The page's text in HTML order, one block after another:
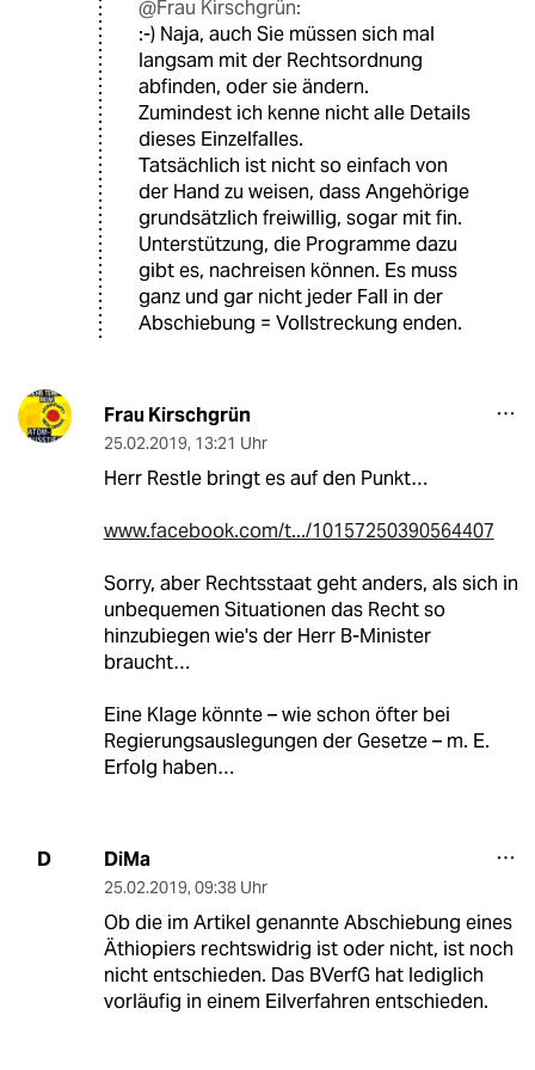
@Frau Kirschgrün:
:-) Naja, auch Sie müssen sich mal
langsam mit der Rechtsordnung
abfinden, oder sie ändern.
Zumindest ich kenne nicht alle Details
dieses Einzelfalles.
Tatsächlich ist nicht so einfach von
der Hand zu weisen, dass Angehörige
grundsätzlich freiwillig, sogar mit fin.
Unterstützung, die Programme dazu
gibt es, nachreisen können. Es muss
ganz und gar nicht jeder Fall in der
Abschiebung = Vollstreckung enden.
Frau Kirschgrün
25.02.2019, 13:21 Uhr
Herr Restle bringt es auf den Punkt…
www.facebook.com/t.../10157250390564407
Sorry, aber Rechtsstaat geht anders, als sich in
unbequemen Situationen das Recht so
hinzubiegen wie's der Herr B-Minister
braucht…
Eine Klage könnte – wie schon öfter bei
Regierungsauslegungen der Gesetze – m. E.
Erfolg haben…
D DiMa
25.02.2019, 09:38 Uhr
Ob die im Artikel genannte Abschiebung eines
Äthiopiers rechtswidrig ist oder nicht, ist noch
nicht entschieden. Das BVerfG hat lediglich
vorläufig in einem Eilverfahren entschieden.